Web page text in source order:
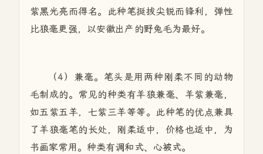
紫黑光亮而得名。此种笔挺拔尖锐而锋利，弹性
比狼毫更强，以安徽出产的野兔毛为最好。
（4）兼毫。笔头是用两种刚柔不同的动物
毛制成的。常见的种类有羊狼兼毫、羊紫兼毫，
如五紫五羊，七紫三羊等等。此种笔的优点兼具
了羊狼毫笔的长处，刚柔适中，价格也适中，为
书画家常用。种类有调和式、心被式。